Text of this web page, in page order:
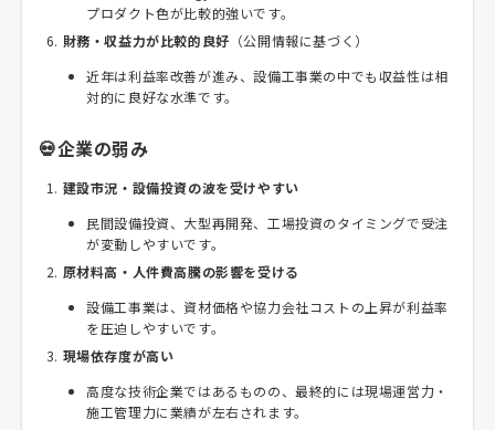
プロダクト色が比較的強いです。
財務・収益力が比較的良好 （公開情報に基づく）
近年は利益率改善が進み、設備工事業の中でも収益性は相
対的に良好な水準です。
💀企業の弱み
建設市況・設備投資の波を受けやすい
民間設備投資、大型再開発、工場投資のタイミングで受注
が変動しやすいです。
原材料高・人件費高騰の影響を受ける
設備工事業は、資材価格や協力会社コストの上昇が利益率
を圧迫しやすいです。
現場依存度が高い
高度な技術企業ではあるものの、最終的には現場運営力・
施工管理力に業績が左右されます。